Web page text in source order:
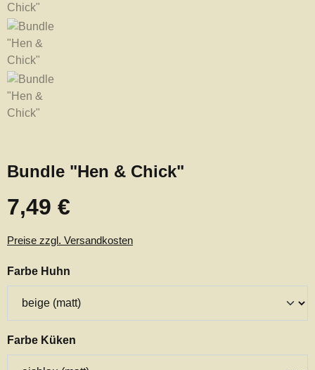
Bundle "Hen & Chick"
Regulärer Preis:
7,49 €
Preise zzgl. Versandkosten
Farbe Huhn
Farbe Küken